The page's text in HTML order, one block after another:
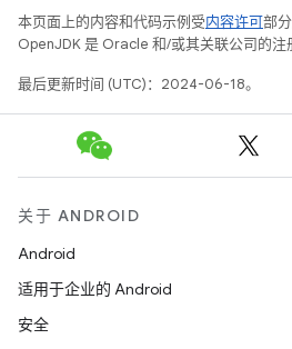
本页面上的内容和代码示例受内容许可部
OpenJDK 是 Oracle 和/或其关联公司的注
最后更新时间 (UTC)：2024-06-18。
关于 ANDROID
Android
适用于企业的 Android
安全